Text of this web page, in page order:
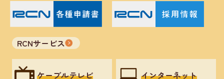
RCNサービス
ケーブルテレビ インターネット